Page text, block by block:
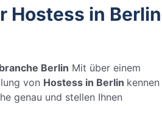
Hostess in Berlin
Berlin Mit über einem
von Hostess in Berlin
genau und stellen Ihnen